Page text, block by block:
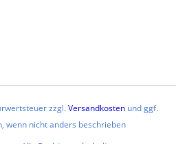
zzgl.Versandkosten und ggf.
wenn nicht anders beschrieben